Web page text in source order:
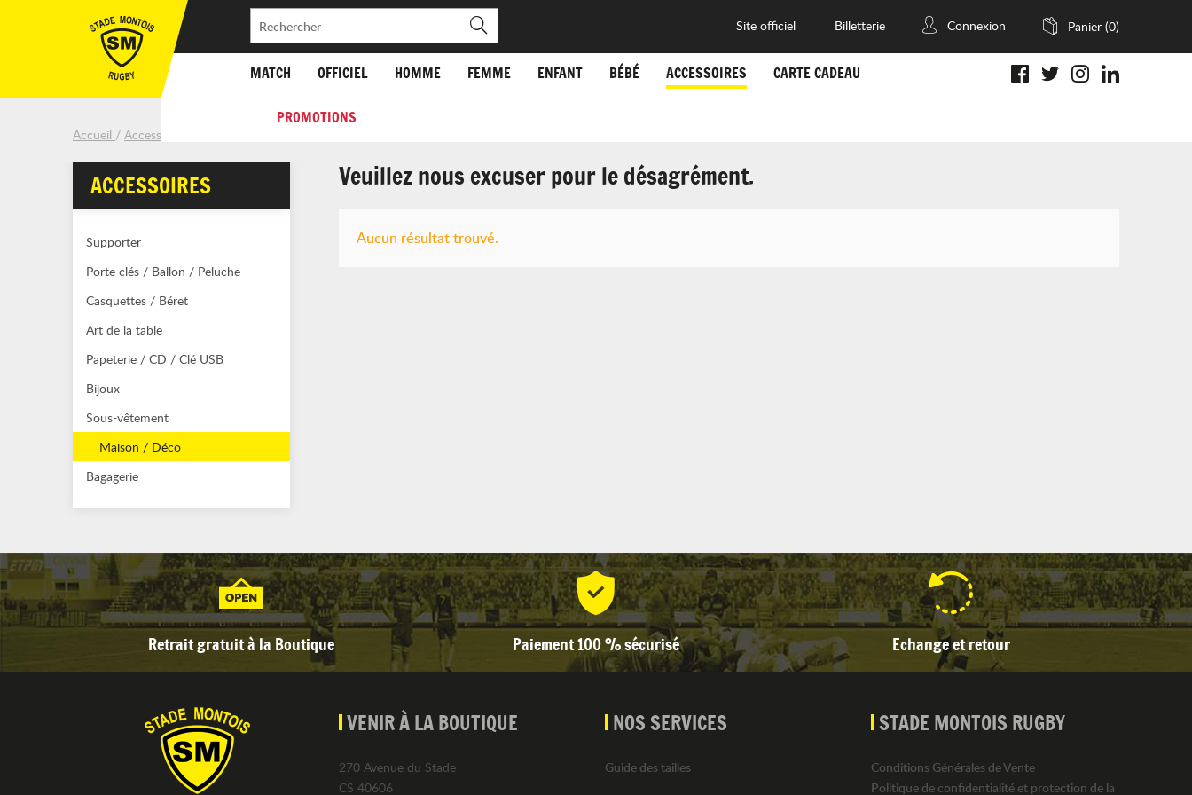
Site officiel Billetterie Connexion Panier (0)
MATCH OFFICIEL HOMME FEMME ENFANT BÉBÉ ACCESSOIRES CARTE CADEAU
PROMOTIONS
Accueil Accessoires
ACCESSOIRES
Supporter
Porte clés / Ballon / Peluche
Casquettes / Béret
Art de la table
Papeterie / CD / Clé USB
Bijoux
Sous-vêtement
Maison / Déco
Bagagerie
Veuillez nous excuser pour le désagrément.
Aucun résultat trouvé.
Retrait gratuit à la Boutique Paiement 100 % sécurisé Echange et retour
VENIR À LA BOUTIQUE
270 Avenue du Stade
CS 40606
NOS SERVICES
Guide des tailles
STADE MONTOIS RUGBY
Conditions Générales de Vente
Politique de confidentialité et protection de la